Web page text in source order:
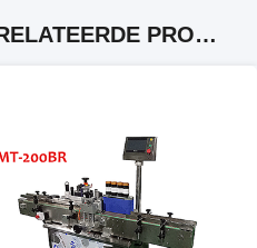
GERELATEERDE PRODUCTEN